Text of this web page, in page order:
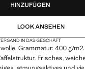
HINZUFÜGEN
LOOK ANSEHEN
IN DAS GESCHÄFT
Grammatur: 400 g/
Frisches,